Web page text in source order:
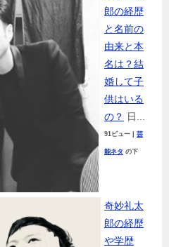
郎の経歴
と名前の
由来と本
名は？結
婚して子
供はいる
の？ 日...
91ビュー 芸
能ネタ の下
奇妙礼太
郎の経歴
や学歴